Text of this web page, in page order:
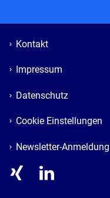
Kontakt
Impressum
Datenschutz
Cookie Einstellungen
Newsletter-Anmeldung